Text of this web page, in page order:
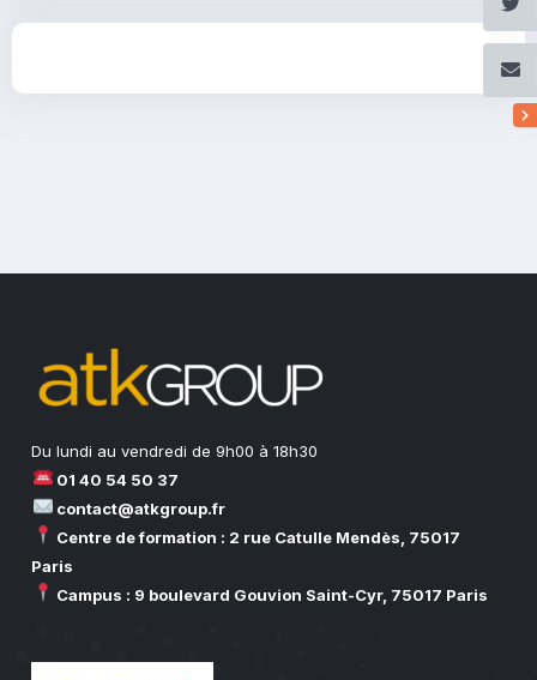
Du lundi au vendredi de 9h00 à 18h30
01 40 54 50 37
contact@atkgroup.fr
Centre de formation : 2 rue Catulle Mendès, 75017
Paris
Campus : 9 boulevard Gouvion Saint-Cyr, 75017 Paris